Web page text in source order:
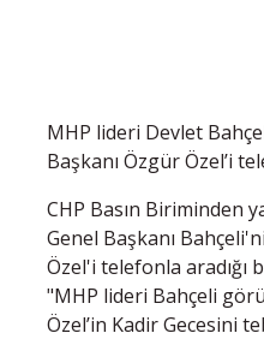
MHP lideri Devlet
Başkanı Özgür Özel’i
CHP Basın Biriminden
Genel Başkanı
Özel'i telefonla aradığı
"MHP lideri Bahçeli
Özel’in Kadir Gecesini